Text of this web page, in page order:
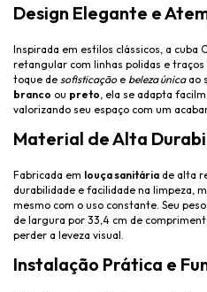
Design Elegante e
Inspirada em estilos clássicos, a
retangular com linhas polidas e
toque de sofisticaçãoe beleza únicaao
branco ou preto , ela se adapta
valorizando seu espaço com um
Material de Alta
Fabricada em louça sanitária de alta
durabilidade e facilidade na limpeza,
mesmo com o uso constante. Seu
de largura por 33,4 cm de
perder a leveza visual.
Instalação Prática e